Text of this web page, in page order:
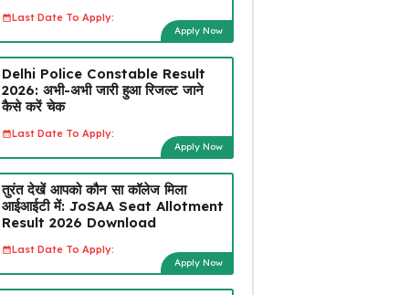
Last Date To Apply:
Apply Now
Delhi Police Constable Result
2026: अभी-अभी जारी हुआ रिजल्ट जाने
कैसे करें चेक
Last Date To Apply:
Apply Now
तुरंत देखें आपको कौन सा कॉलेज मिला
आईआईटी में: JoSAA Seat Allotment
Result 2026 Download
Last Date To Apply:
Apply Now